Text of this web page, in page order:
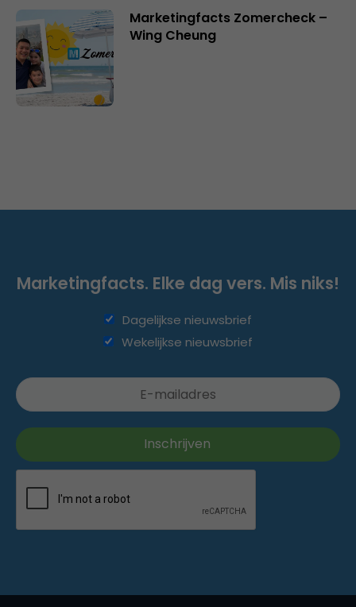
Marketingfacts Zomercheck –
Wing Cheung
Marketingfacts. Elke dag vers. Mis niks!
Dagelijkse nieuwsbrief
Wekelijkse nieuwsbrief